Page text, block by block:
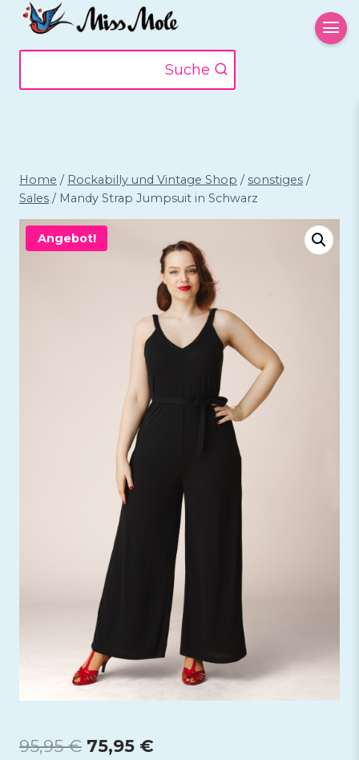
Zum
Inhalt
springen
Suche
Home / Rockabilly und Vintage Shop / sonstiges /
Sales / Mandy Strap Jumpsuit in Schwarz
Angebot!
95,95€ Ursprünglicher
75,95 €